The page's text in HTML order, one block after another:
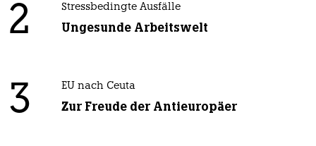
2 Stressbedingte Ausfälle
Ungesunde Arbeitswelt
3 EU nach Ceuta
Zur Freude der Antieuropäer